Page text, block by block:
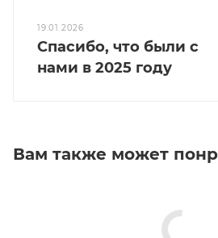
19.01.2026
Спасибо, что были с
нами в 2025 году
Вам также может